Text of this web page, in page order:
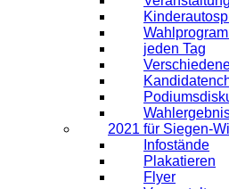
jeden Tag
2021 für Siegen-
Infostände
Plakatieren
Flyer